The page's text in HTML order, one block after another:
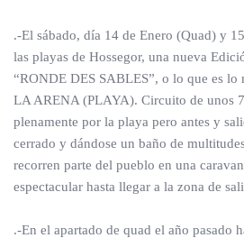
.-El sábado, día 14 de Enero (Quad) y
las playas de Hossegor, una nueva
“RONDE DES SABLES”, o lo que es
LA ARENA (PLAYA). Circuito de unos
plenamente por la playa pero antes y
cerrado y dándose un baño de
recorren parte del pueblo en una
espectacular hasta llegar a la zona de
.-En el apartado de quad el año pasado